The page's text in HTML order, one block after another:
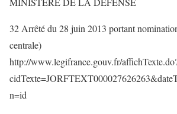
32 Arrêté du 28 juin 2013 portant
centrale)
http://www.legifrance.gouv.fr/
n=id